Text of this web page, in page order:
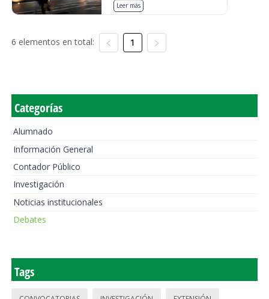
Leer más
6 elementos en total: 1
Categorías
Alumnado
Información General
Contador Público
Investigación
Noticias institucionales
Debates
Tags